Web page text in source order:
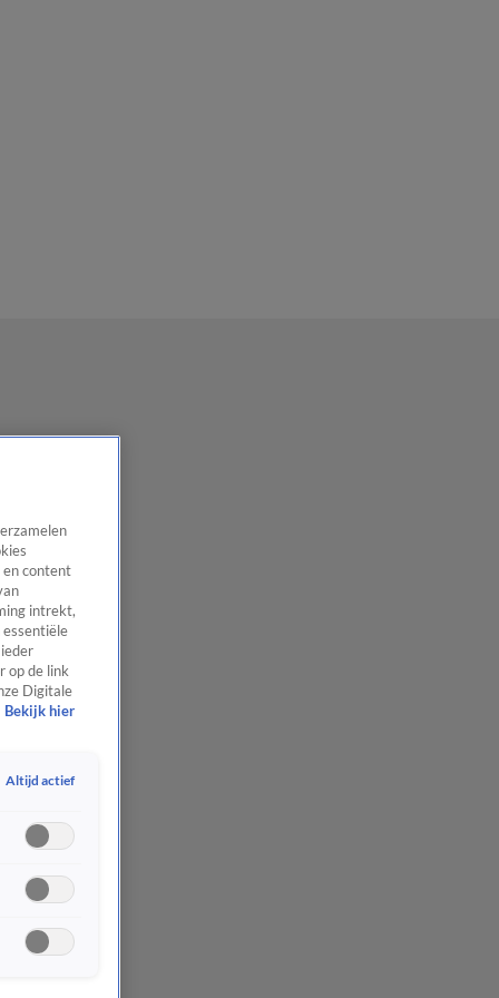
en content
intrekt,
op de link
Digitale
Bekijk hier
Altijd actief